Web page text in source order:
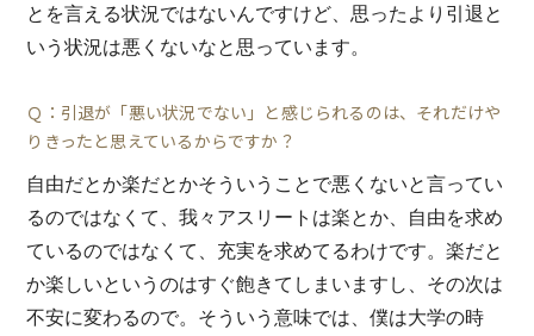
とを言える状況ではないんですけど、思ったより引退と
いう状況は悪くないなと思っています。
Ｑ：引退が「悪い状況でない」と感じられるのは、それだけや
りきったと思えているからですか？
自由だとか楽だとかそういうことで悪くないと言ってい
るのではなくて、我々アスリートは楽とか、自由を求め
ているのではなくて、充実を求めてるわけです。楽だと
か楽しいというのはすぐ飽きてしまいますし、その次は
不安に変わるので。そういう意味では、僕は大学の時